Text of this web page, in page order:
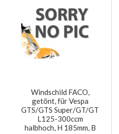
Windschild FACO,
getönt, für Vespa
GTS/GTS Super/GT/GT
L125-300ccm
halbhoch, H 185mm, B